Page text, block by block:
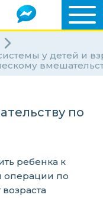
у детей и
по
ребенка к
операции по